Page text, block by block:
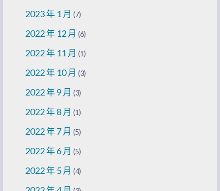
2023 年 1 月 (7)
2022 年 12 月 (6)
2022 年 11 月 (1)
2022 年 10 月 (3)
2022 年 9 月 (3)
2022 年 8 月 (1)
2022 年 7 月 (5)
2022 年 6 月 (5)
2022 年 5 月 (4)